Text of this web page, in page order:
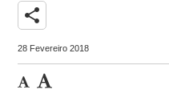
share
28 Fevereiro 2018